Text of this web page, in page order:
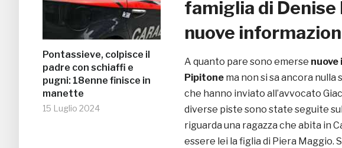
Pontassieve, colpisce il
padre con schiaffi e
pugni: 18enne finisce in
manette
15 Luglio 2024
famiglia di
nuove
A quanto pare sono emerse nuove
Pipitone ma non si sa ancora
che hanno inviato all’avvocato
diverse piste sono state seguite
riguarda una ragazza che abita in
essere lei la figlia di Piera Maggio.